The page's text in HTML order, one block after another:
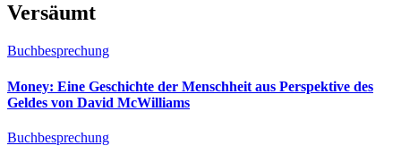
Versäumt
Buchbesprechung
Money: Eine Geschichte der Menschheit aus Perspektive des
Geldes von David McWilliams
Buchbesprechung